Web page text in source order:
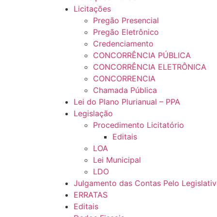
Licitações
Pregão Presencial
Pregão Eletrônico
Credenciamento
CONCORRÊNCIA PÚBLICA
CONCORRÊNCIA ELETRÔNICA
CONCORRENCIA
Chamada Pública
Lei do Plano Plurianual – PPA
Legislação
Procedimento Licitatório
Editais
LOA
Lei Municipal
LDO
Julgamento das Contas Pelo
ERRATAS
Editais